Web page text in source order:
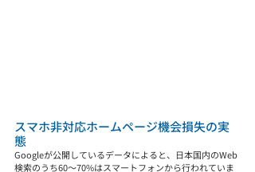
スマホ非対応ホームページ機会損失の実
態
Googleが公開しているデータによると、日本国内のWeb
検索のうち60〜70%はスマートフォンから行われていま